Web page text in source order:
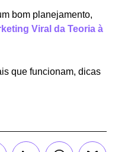
bom planejamento,
Viral da Teoria à
que funcionam, dicas